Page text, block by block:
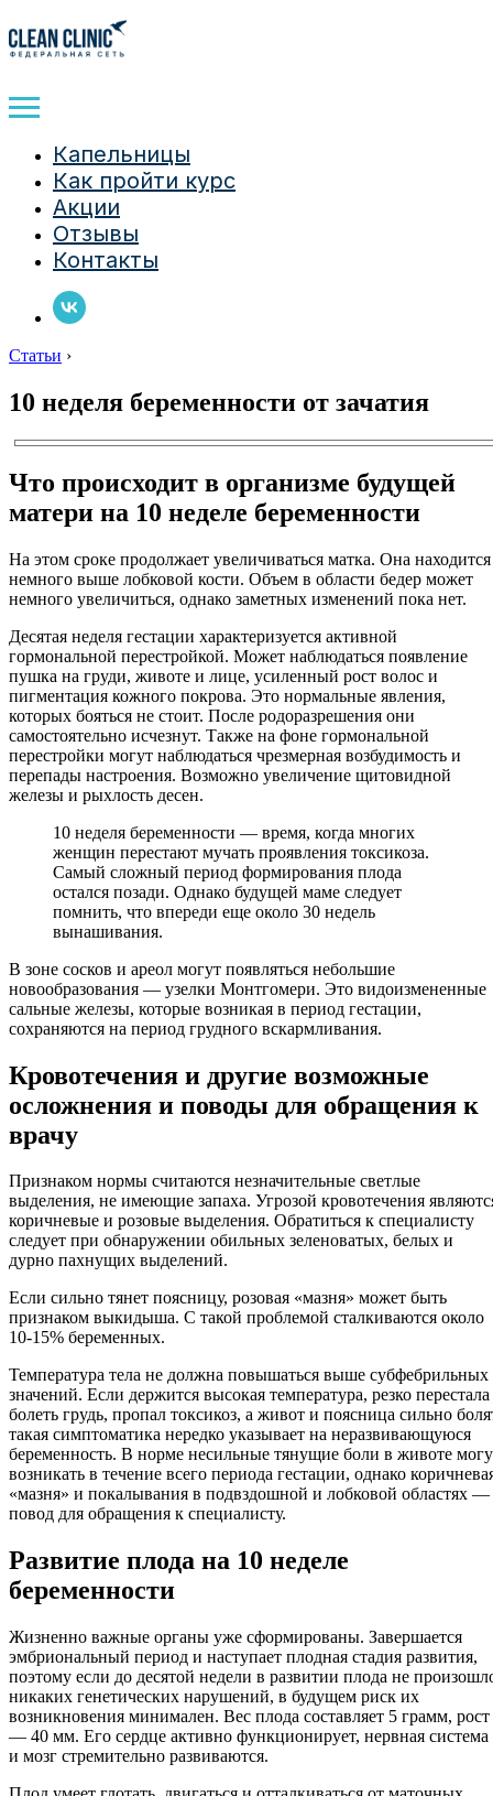
Капельницы
Как пройти курс
Акции
Отзывы
Контакты
Статьи ›
10 неделя беременности от зачатия
Что происходит в организме будущей
матери на 10 неделе беременности
На этом сроке продолжает увеличиваться матка. Она находится
немного выше лобковой кости. Объем в области бедер может
немного увеличиться, однако заметных изменений пока нет.
Десятая неделя гестации характеризуется активной
гормональной перестройкой. Может наблюдаться появление
пушка на груди, животе и лице, усиленный рост волос и
пигментация кожного покрова. Это нормальные явления,
которых бояться не стоит. После родоразрешения они
самостоятельно исчезнут. Также на фоне гормональной
перестройки могут наблюдаться чрезмерная возбудимость и
перепады настроения. Возможно увеличение щитовидной
железы и рыхлость десен.
10 неделя беременности — время, когда многих
женщин перестают мучать проявления токсикоза.
Самый сложный период формирования плода
остался позади. Однако будущей маме следует
помнить, что впереди еще около 30 недель
вынашивания.
В зоне сосков и ареол могут появляться небольшие
новообразования — узелки Монтгомери. Это видоизмененные
сальные железы, которые возникая в период гестации,
сохраняются на период грудного вскармливания.
Кровотечения и другие возможные
осложнения и поводы для обращения к
врачу
Признаком нормы считаются незначительные светлые
выделения, не имеющие запаха. Угрозой кровотечения
коричневые и розовые выделения. Обратиться к специалисту
следует при обнаружении обильных зеленоватых, белых и
дурно пахнущих выделений.
Если сильно тянет поясницу, розовая «мазня» может быть
признаком выкидыша. С такой проблемой сталкиваются около
10-15% беременных.
Температура тела не должна повышаться выше субфебрильных
значений. Если держится высокая температура, резко перестала
болеть грудь, пропал токсикоз, а живот и поясница сильно
такая симптоматика нередко указывает на неразвивающуюся
беременность. В норме несильные тянущие боли в животе
возникать в течение всего периода гестации, однако
«мазня» и покалывания в подвздошной и лобковой областях —
повод для обращения к специалисту.
Развитие плода на 10 неделе
беременности
Жизненно важные органы уже сформированы. Завершается
эмбриональный период и наступает плодная стадия развития,
поэтому если до десятой недели в развитии плода не
никаких генетических нарушений, в будущем риск их
возникновения минимален. Вес плода составляет 5 грамм, рост
— 40 мм. Его сердце активно функционирует, нервная система
и мозг стремительно развиваются.